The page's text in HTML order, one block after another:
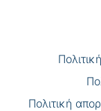
Πολιτική